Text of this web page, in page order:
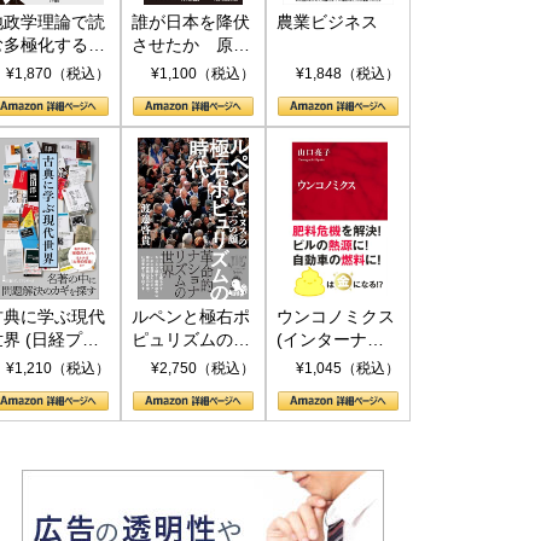
政学理論で読
多極化する世
トランプと
¥1,870（税込）
誰が日本を降伏
させたか 原爆
投下、ソ連参
(PHP新書)
¥1,100（税込）
農業ビジネス
¥1,848（税込）
典に学ぶ現代
界 (日経プレ
アシリーズ)
¥1,210（税込）
ルペンと極右ポ
ピュリズムの時
代：〈ヤヌス〉
¥2,750（税込）
ウンコノミクス
(インターナシ
ョナル新書)
¥1,045（税込）